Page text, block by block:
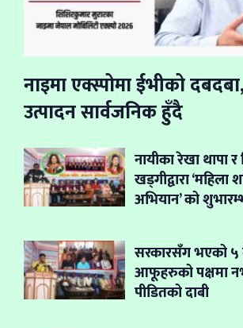
नाइमा एक्स्पोमा ईभीको
उत्पादन सार्वजनिक हुँदै
नायीका रेखा थापा
खड्गीद्वारा ‘महिला
अभियान’ को
सरकारसँग भएको ५
आफूहरुको पक्षमा
पीडितको दाबी